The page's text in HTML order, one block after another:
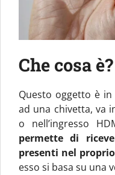
Che cosa è?
Questo oggetto è
ad una chivetta, va
o nell’ingresso
permette di
presenti nel
esso si basa su una